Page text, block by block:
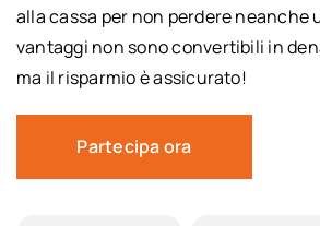
alla cassa per non perdere neanche
vantaggi non sono convertibili in
ma il risparmio è assicurato!
Partecipa ora